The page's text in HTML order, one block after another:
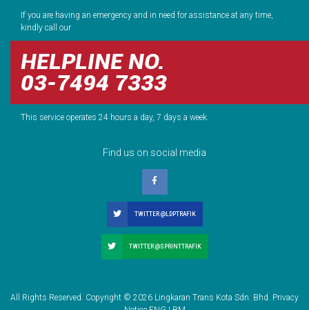
If you are having an emergency and in need for assistance at any time,
kindly call our
HELPLINE NO.
03-7494 7333
This service operates 24 hours a day, 7 days a week.
Find us on social media
TWITTER @LDPTRAFIK
TWITTER @SPRINTTRAFIK
All Rights Reserved. Copyright © 2026 Lingkaran Trans Kota Sdn. Bhd. Privacy